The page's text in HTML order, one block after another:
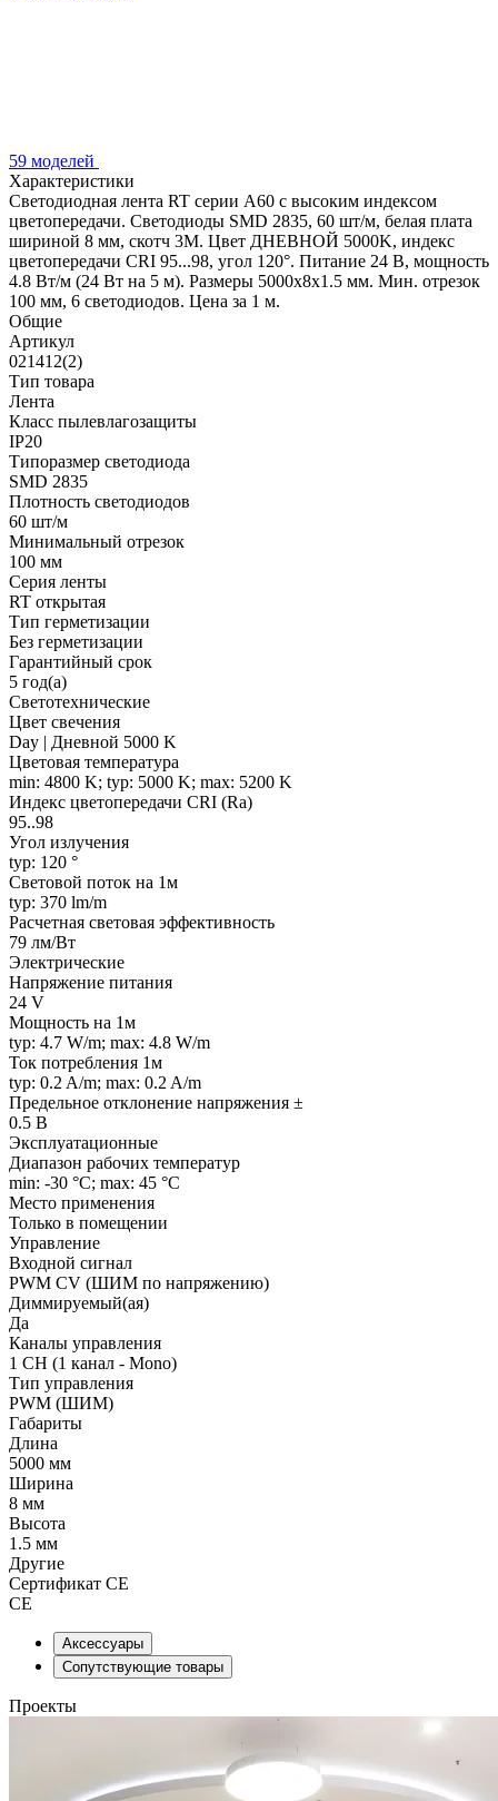
59 моделей
Характеристики
Светодиодная лента RT серии A60 с высоким индексом
цветопередачи. Светодиоды SMD 2835, 60 шт/м, белая плата
шириной 8 мм, скотч 3М. Цвет ДНЕВНОЙ 5000K, индекс
цветопередачи CRI 95...98, угол 120°. Питание 24 В, мощность
4.8 Вт/м (24 Вт на 5 м). Размеры 5000х8х1.5 мм. Мин. отрезок
100 мм, 6 светодиодов. Цена за 1 м.
Общие
Артикул
021412(2)
Тип товара
Лента
Класс пылевлагозащиты
IP20
Типоразмер светодиода
SMD 2835
Плотность светодиодов
60 шт/м
Минимальный отрезок
100 мм
Серия ленты
RT открытая
Тип герметизации
Без герметизации
Гарантийный срок
5 год(а)
Светотехнические
Цвет свечения
Day | Дневной 5000 K
Цветовая температура
min: 4800 K; typ: 5000 K; max: 5200 K
Индекс цветопередачи CRI (Ra)
95..98
Угол излучения
typ: 120 °
Световой поток на 1м
typ: 370 lm/m
Расчетная световая эффективность
79 лм/Вт
Электрические
Напряжение питания
24 V
Мощность на 1м
typ: 4.7 W/m; max: 4.8 W/m
Ток потребления 1м
typ: 0.2 A/m; max: 0.2 A/m
Предельное отклонение напряжения ±
0.5 В
Эксплуатационные
Диапазон рабочих температур
min: -30 °C; max: 45 °C
Место применения
Только в помещении
Управление
Входной сигнал
PWM СV (ШИМ по напряжению)
Диммируемый(ая)
Да
Каналы управления
1 CH (1 канал - Mono)
Тип управления
PWM (ШИМ)
Габариты
Длина
5000 мм
Ширина
8 мм
Высота
1.5 мм
Другие
Сертификат CE
CE
Аксессуары
Сопутствующие товары
Проекты